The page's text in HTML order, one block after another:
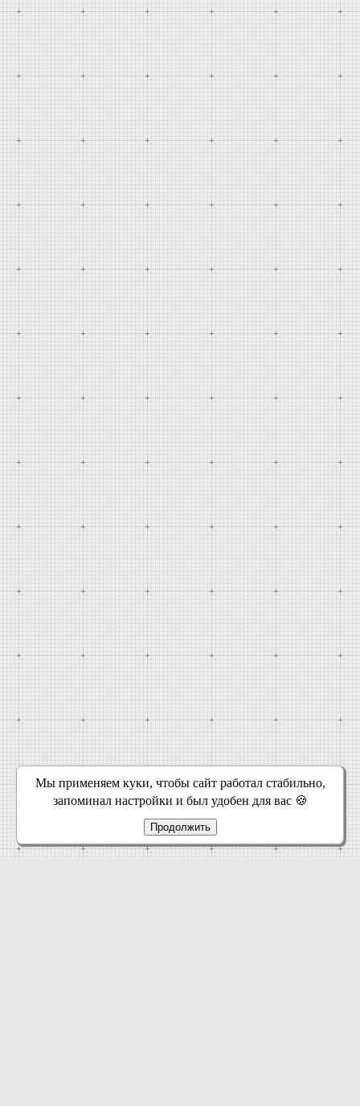
Мы применяем куки, чтобы сайт работал стабильно,
запоминал настройки и был удобен для вас 🍪
Продолжить